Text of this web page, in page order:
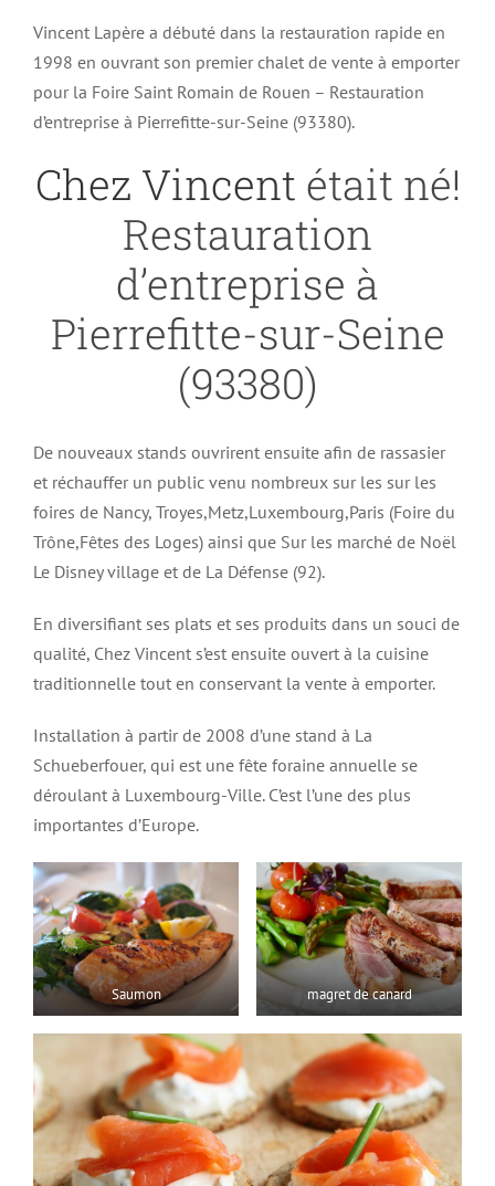
Vincent Lapère a débuté dans la restauration rapide en
1998 en ouvrant son premier chalet de vente à emporter
pour la Foire Saint Romain de Rouen – Restauration
d’entreprise à Pierrefitte-sur-Seine (93380).
Chez Vincent était né!
Restauration
d’entreprise à
Pierrefitte-sur-Seine
(93380)
De nouveaux stands ouvrirent ensuite afin de rassasier
et réchauffer un public venu nombreux sur les sur les
foires de Nancy, Troyes,Metz,Luxembourg,Paris (Foire du
Trône,Fêtes des Loges) ainsi que Sur les marché de Noël
Le Disney village et de La Défense (92).
En diversifiant ses plats et ses produits dans un souci de
qualité, Chez Vincent s’est ensuite ouvert à la cuisine
traditionnelle tout en conservant la vente à emporter.
Installation à partir de 2008 d’une stand à La
Schueberfouer, qui est une fête foraine annuelle se
déroulant à Luxembourg-Ville. C’est l’une des plus
importantes d’Europe.
Saumon magret de canard